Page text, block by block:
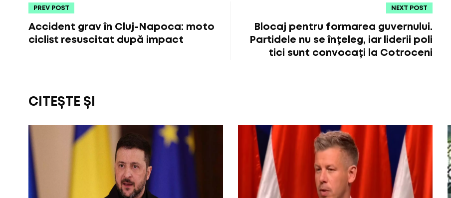
PREV POST
Accident grav în Cluj-Napoca: moto
ciclist resuscitat după impact
NEXT POST
Blocaj pentru formarea guvernului.
Partidele nu se înțeleg, iar liderii poli
tici sunt convocați la Cotroceni
CITEȘTE ȘI